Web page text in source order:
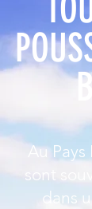
Au
sont
dans